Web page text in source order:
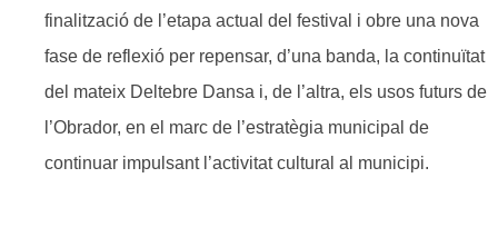
finalització de l’etapa actual del festival i obre una nova
fase de reflexió per repensar, d’una banda, la continuïtat
del mateix Deltebre Dansa i, de l’altra, els usos futurs de
l’Obrador, en el marc de l’estratègia municipal de
continuar impulsant l’activitat cultural al municipi.